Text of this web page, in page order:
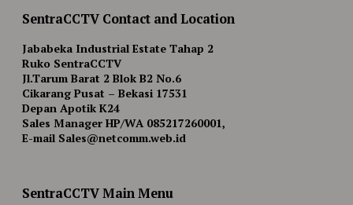
SentraCCTV Contact and Location
Jababeka Industrial Estate Tahap 2
Ruko SentraCCTV
Jl.Tarum Barat 2 Blok B2 No.6
Cikarang Pusat – Bekasi 17531
Depan Apotik K24
Sales Manager HP/WA 085217260001,
E-mail Sales@netcomm.web.id
SentraCCTV Main Menu